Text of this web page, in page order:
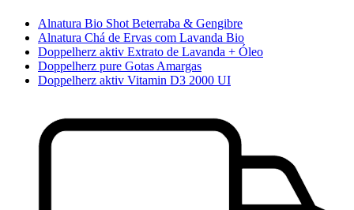
Alnatura Bio Shot Beterraba & Gengibre
Alnatura Chá de Ervas com Lavanda Bio
Doppelherz aktiv Extrato de Lavanda + Óleo
Doppelherz pure Gotas Amargas
Doppelherz aktiv Vitamin D3 2000 UI